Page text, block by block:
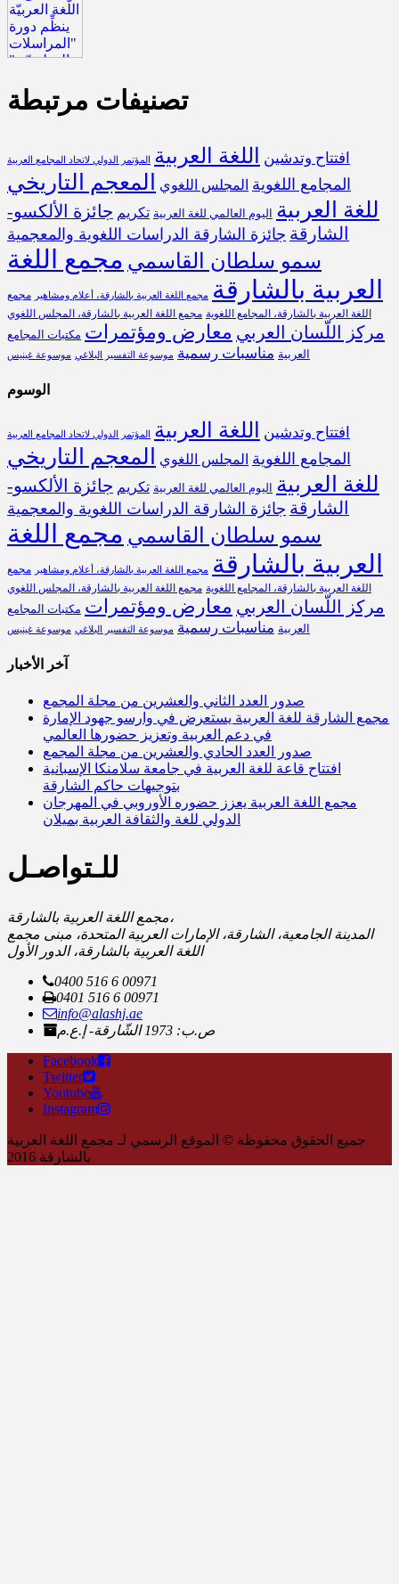
تصنيفات مرتبطة
افتتاح وتدشين اللغة العربية المؤتمر الدولي لاتحاد المجامع العربية
المجامع اللغوية المجلس اللغوي المعجم التاريخي
للغة العربية اليوم العالمي للغة العربية تكريم جائزة الألكسو-
الشارقة جائزة الشارقة الدراسات اللغوية والمعجمية
سمو سلطان القاسمي مجمع اللغة
العربية بالشارقة
مجمع اللغة العربية بالشارقة، أعلام ومشاهير
مجمع
اللغة العربية بالشارقة، المجامع اللغوية مجمع اللغة العربية بالشارقة، المجلس اللغوي
مركز اللّسان العربي معارض ومؤتمرات مكتبات المجامع
العربية مناسبات رسمية موسوعة التفسير البلاغي موسوعة غينيس
الوسوم
افتتاح وتدشين اللغة العربية المؤتمر الدولي لاتحاد المجامع العربية
المجامع اللغوية المجلس اللغوي
المعجم التاريخي
للغة العربية
اليوم العالمي للغة العربية تكريم جائزة الألكسو-
الشارقة جائزة الشارقة الدراسات اللغوية والمعجمية
سمو سلطان القاسمي مجمع اللغة
العربية بالشارقة
مجمع اللغة العربية بالشارقة، أعلام ومشاهير
مجمع
اللغة العربية بالشارقة، المجامع اللغوية مجمع اللغة العربية بالشارقة، المجلس اللغوي
مركز اللّسان العربي معارض ومؤتمرات مكتبات المجامع
العربية مناسبات رسمية موسوعة التفسير البلاغي موسوعة غينيس
آخر الأخبار
صدور العدد الثاني والعشرين من مجلة المجمع
مجمع الشارقة للغة العربية يستعرض في وارسو جهود الإمارة
في دعم العربية وتعزيز حضورها العالمي
صدور العدد الحادي والعشرين من مجلة المجمع
افتتاح قاعة للغة العربية في جامعة سلامنكا الإسبانية
بتوجيهات حاكم الشارقة
مجمع اللغة العربية يعزز حضوره الأوروبي في المهرجان
الدولي للغة والثقافة العربية بميلان
للـتواصـل
مجمع اللغة العربية بالشارقة،
المدينة الجامعية، الشارقة، الإمارات العربية المتحدة، مبنى مجمع
اللغة العربية بالشارقة، الدور الأول
0400 516 6 00971
0401 516 6 00971
info@alashj.ae
ص.ب: 1973 الشّارقة- إ.ع.م
Facebook
Twitter
Youtube
Instagram
جميع الحقوق محفوظة © الموقع الرسمي لـ مجمع اللغة العربية
بالشارقة 2016